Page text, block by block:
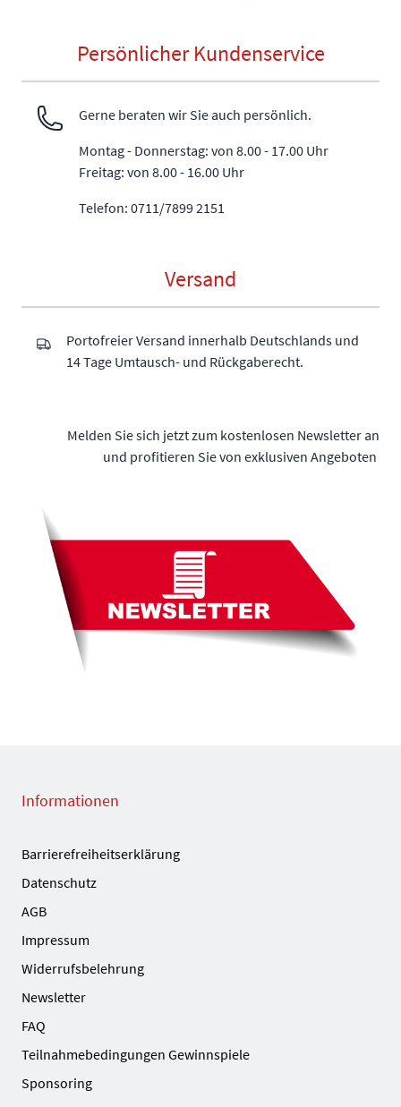
Persönlicher Kundenservice
Gerne beraten wir Sie auch persönlich.
Montag - Donnerstag: von 8.00 - 17.00 Uhr
Freitag: von 8.00 - 16.00 Uhr
Telefon: 0711/7899 2151
Versand
Portofreier Versand innerhalb Deutschlands und
14 Tage Umtausch- und Rückgaberecht.
Melden Sie sich jetzt zum kostenlosen Newsletter an
und profitieren Sie von exklusiven Angeboten
Informationen
Barrierefreiheitserklärung
Datenschutz
AGB
Impressum
Widerrufsbelehrung
Newsletter
FAQ
Teilnahmebedingungen Gewinnspiele
Sponsoring